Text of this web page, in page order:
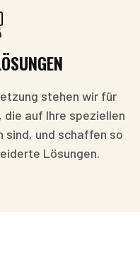
stehen wir für
auf Ihre speziellen
sind, und schaffen so
Lösungen.